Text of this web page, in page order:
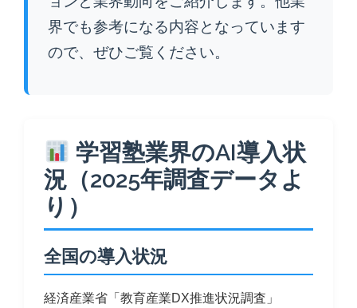
界でも参考になる内容となっています
ので、ぜひご覧ください。
学習塾業界のAI導入状
況（2025年調査データよ
り）
全国の導入状況
経済産業省「教育産業DX推進状況調査」